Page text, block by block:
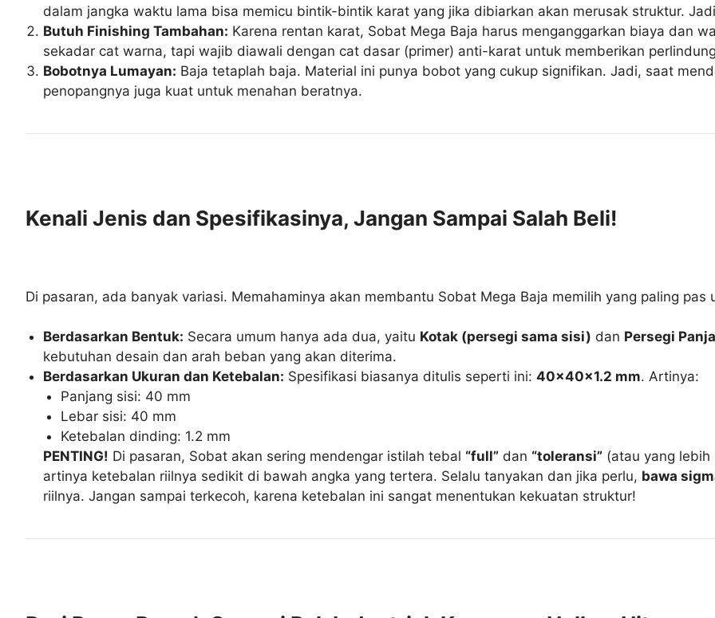
dalam jangka waktu lama bisa memicu bintik-bintik karat yang jika dibiarkan akan merusak struktur.
Butuh Finishing Tambahan: Karena rentan karat, Sobat Mega Baja harus menganggarkan biaya dan
sekadar cat warna, tapi wajib diawali dengan cat dasar (primer) anti-karat untuk memberikan
Bobotnya Lumayan: Baja tetaplah baja. Material ini punya bobot yang cukup signifikan. Jadi, saat
penopangnya juga kuat untuk menahan beratnya.
Kenali Jenis dan Spesifikasinya, Jangan Sampai Salah Beli!
Di pasaran, ada banyak variasi. Memahaminya akan membantu Sobat Mega Baja memilih yang paling pas
Berdasarkan Bentuk: Secara umum hanya ada dua, yaitu Kotak (persegi sama sisi) dan Persegi
kebutuhan desain dan arah beban yang akan diterima.
Berdasarkan Ukuran dan Ketebalan: Spesifikasi biasanya ditulis seperti ini:40x40x1.2 mm. Artinya:
Panjang sisi: 40 mm
Lebar sisi: 40 mm
Ketebalan dinding: 1.2 mm
PENTING! Di pasaran, Sobat akan sering mendengar istilah tebal “full” dan “toleransi” (atau yang
artinya ketebalan riilnya sedikit di bawah angka yang tertera. Selalu tanyakan dan jika perlu, bawa
riilnya. Jangan sampai terkecoh, karena ketebalan ini sangat menentukan kekuatan struktur!